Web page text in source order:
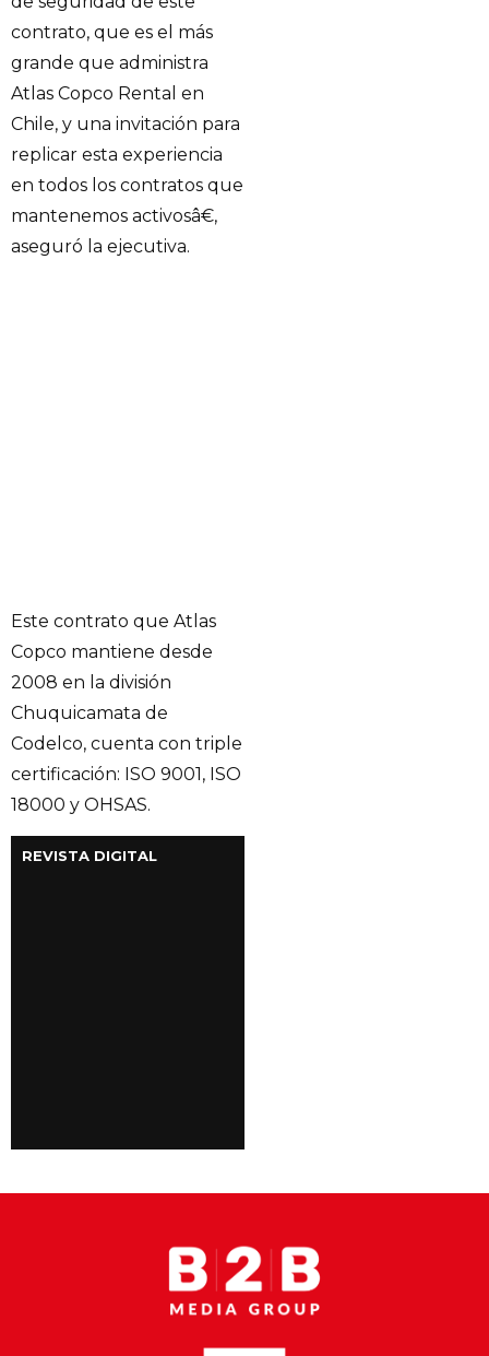
contrato, que es el más
grande que administra
Atlas Copco Rental en
Chile, y una invitación para
replicar esta experiencia
en todos los contratos que
mantenemos activosâ€,
aseguró la ejecutiva.
Este contrato que Atlas
Copco mantiene desde
2008 en la división
Chuquicamata de
Codelco, cuenta con triple
certificación: ISO 9001, ISO
18000 y OHSAS.
REVISTA DIGITAL